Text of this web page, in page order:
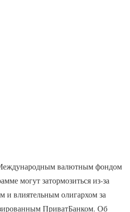
валютным фондом
могут затормозиться из-за
и влиятельным олигархом за
ПриватБанком. Об